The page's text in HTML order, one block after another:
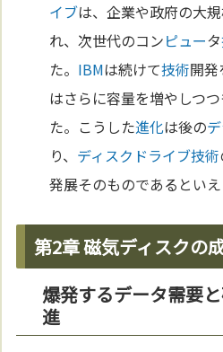
イブは、企業や政府の大
れ、次世代のコンピュータ
た。 IBMは続けて技術開
はさらに容量を増やしつ
た。こうした進化は後の
り、 ディスクドライブ技術
発展そのものであるといえ
第2章 磁気ディスクの
爆発するデータ需要
進